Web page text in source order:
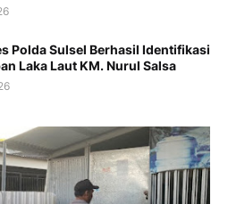
Polda Sulsel Berhasil Identifikasi
Laka Laut KM. Nurul Salsa